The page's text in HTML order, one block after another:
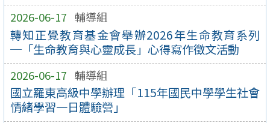
2026-06-17 輔導組
轉知正覺教育基金會舉辦2026年生命教育系列
─「生命教育與心靈成長」心得寫作徵文活動
2026-06-17 輔導組
國立羅東高級中學辦理「115年國民中學學生社會
情緒學習一日體驗營」